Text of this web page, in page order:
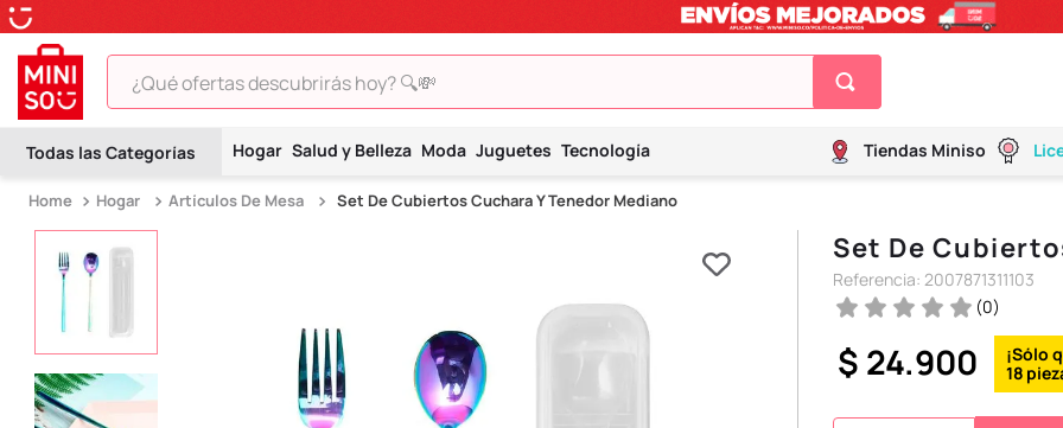
¿Qué ofertas descubrirás hoy? 🔍💸
Hogar Salud y Belleza Moda Juguetes Tecnología Tiendas Miniso
Hogar Artículos De Mesa Set De Cubiertos Cuchara Y Tenedor Mediano
Set De
Referencia: 2007871311103
(0)
$ 24.900 18
TÉRMINOS MÁS BUSCADOS
2.
hello kitty